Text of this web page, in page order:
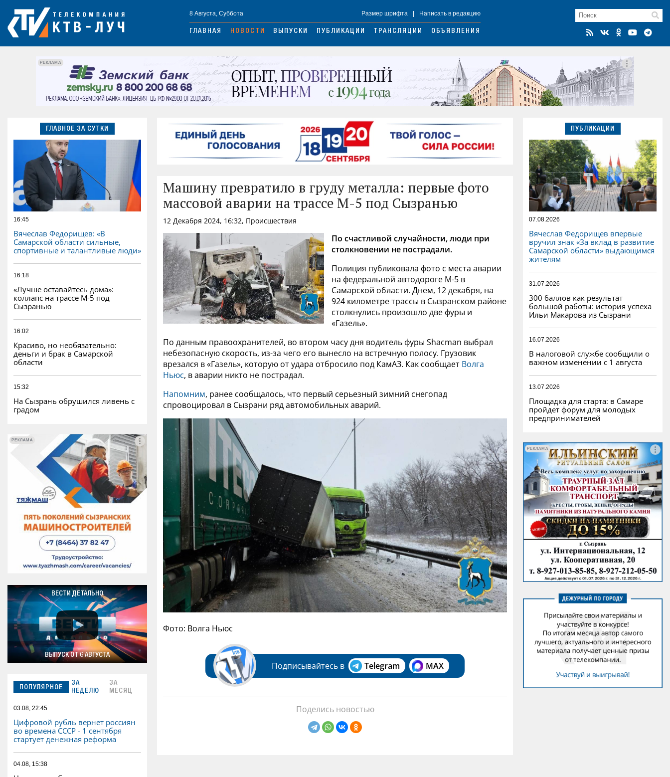
8 Августа, Суббота Размер шрифта Написать в редакцию
ГЛАВНАЯ НОВОСТИ ВЫПУСКИ ПУБЛИКАЦИИ ТРАНСЛЯЦИИ ОБЪЯВЛЕНИЯ
РЕКЛАМА
ГЛАВНОЕ ЗА СУТКИ
16:45
Вячеслав Федорищев: «В
Самарской области сильные,
спортивные и талантливые люди»
16:18
«Лучше оставайтесь дома»:
коллапс на трассе М-5 под
Сызранью
16:02
Красиво, но необязательно:
деньги и брак в Самарской
области
15:32
На Сызрань обрушился ливень с
градом
РЕКЛАМА РЕКЛАМА
ВЕСТИ ДЕТАЛЬНО
ВЫПУСК ОТ 6 АВГУСТА
ПОПУЛЯРНОЕ
ЗА
НЕДЕЛЮ
ЗА
МЕСЯЦ
03.08, 22:45
Цифровой рубль вернет россиян
во времена СССР - 1 сентября
стартует денежная реформа
04.08, 15:38
Машину превратило в груду металла: первые фото
массовой аварии на трассе М-5 под Сызранью
12 Декабря 2024, 16:32, Происшествия
По счастливой случайности, люди при
столкновении не пострадали.
Полиция публиковала фото с места аварии
на федеральной автодороге М-5 в
Самарской области. Днем, 12 декабря, на
924 километре трассы в Сызранском районе
столкнулись произошло две фуры и
«Газель».
По данным правоохранителей, во втором часу дня водитель фуры Shacman выбрал
небезопасную скорость, из-за чего его вынесло на встречную полосу. Грузовик
врезался в «Газель», которую от удара отбросило под КамАЗ. Как сообщает Волга
Ньюс, в аварии никто не пострадал.
Напомним, ранее сообщалось, что первый серьезный зимний снегопад
спровоцировал в Сызрани ряд автомобильных аварий.
Фото: Волга Ньюс
Подписывайтесь в Telegram MAX
Поделись новостью
ПУБЛИКАЦИИ
07.08.2026
Вячеслав Федорищев впервые
вручил знак «За вклад в развитие
Самарской области» выдающимся
жителям
31.07.2026
300 баллов как результат
большой работы: история успеха
Ильи Макарова из Сызрани
16.07.2026
В налоговой службе сообщили о
важном изменении с 1 августа
13.07.2026
Площадка для старта: в Самаре
пройдет форум для молодых
предпринимателей
РЕКЛАМА